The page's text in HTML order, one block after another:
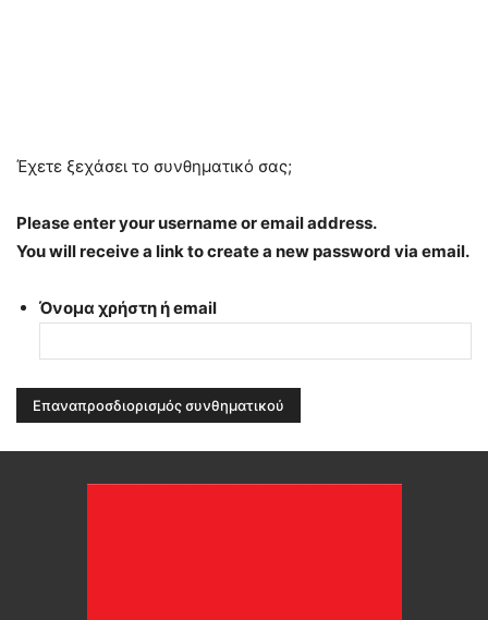
Έχετε ξεχάσει το συνθηματικό σας;
Please enter your username or email address.
You will receive a link to create a new password via email.
Όνομα χρήστη ή email